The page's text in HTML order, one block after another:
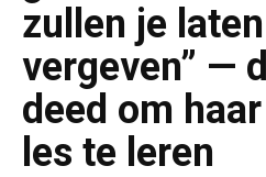
zullen je
vergeven” —
deed om
les te leren